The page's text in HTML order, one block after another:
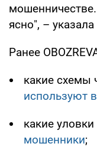
ясно", –
Ранее
какие схемы
используют
какие
мошенники;